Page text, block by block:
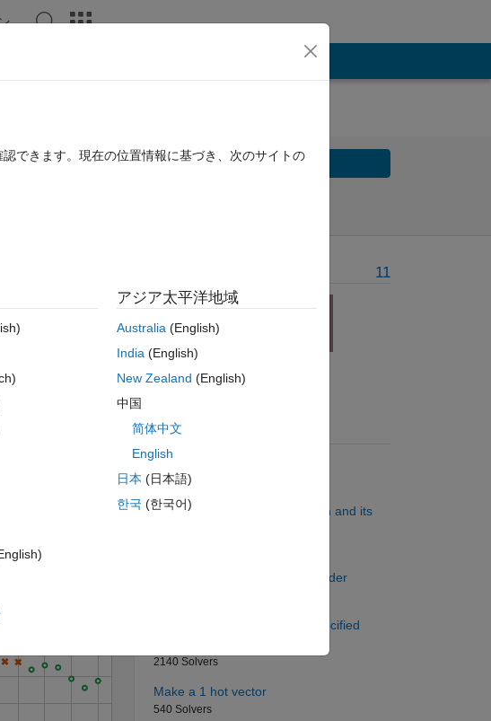
Solve
in two
11
Suggested Problems
Duplicates
2424 Solvers
Rosenbrock's Banana Function and its
Arrange vector in ascending order
Split a string into chunks of specified
2140 Solvers
Make a 1 hot vector
540 Solvers
できます。現在の位置情報に基づき、次のサイトの
アジア太平洋地域
Australia(English)
India(English)
New Zealand (English)
中国
简体中文
English
日本 (日本語)
한국 (한국어)